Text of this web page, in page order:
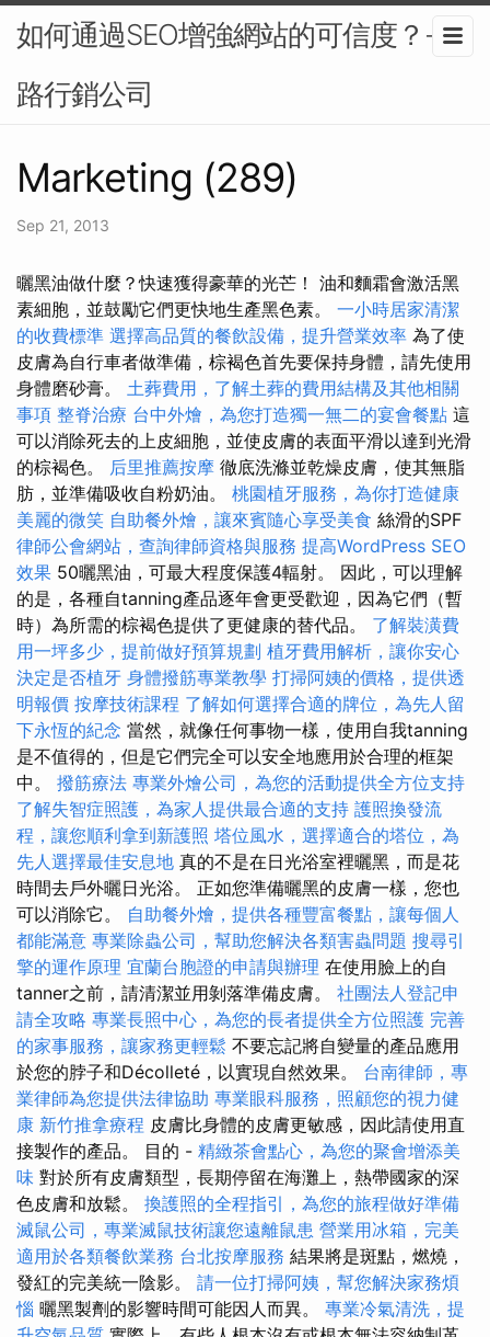
如何通過SEO增強網站的可信度？-網
路行銷公司
Marketing (289)
Sep 21, 2013
曬黑油做什麼？快速獲得豪華的光芒！ 油和麵霜會激活黑
素細胞，並鼓勵它們更快地生產黑色素。 一小時居家清潔
的收費標準 選擇高品質的餐飲設備，提升營業效率 為了使
皮膚為自行車者做準備，棕褐色首先要保持身體，請先使用
身體磨砂膏。 土葬費用，了解土葬的費用結構及其他相關
事項 整脊治療 台中外燴，為您打造獨一無二的宴會餐點 這
可以消除死去的上皮細胞，並使皮膚的表面平滑以達到光滑
的棕褐色。 后里推薦按摩 徹底洗滌並乾燥皮膚，使其無脂
肪，並準備吸收自粉奶油。 桃園植牙服務，為你打造健康
美麗的微笑 自助餐外燴，讓來賓隨心享受美食 絲滑的SPF
律師公會網站，查詢律師資格與服務 提高WordPress SEO
效果 50曬黑油，可最大程度保護4輻射。 因此，可以理解
的是，各種自tanning產品逐年會更受歡迎，因為它們（暫
時）為所需的棕褐色提供了更健康的替代品。 了解裝潢費
用一坪多少，提前做好預算規劃 植牙費用解析，讓你安心
決定是否植牙 身體撥筋專業教學 打掃阿姨的價格，提供透
明報價 按摩技術課程 了解如何選擇合適的牌位，為先人留
下永恆的紀念 當然，就像任何事物一樣，使用自我tanning
是不值得的，但是它們完全可以安全地應用於合理的框架
中。 撥筋療法 專業外燴公司，為您的活動提供全方位支持
了解失智症照護，為家人提供最合適的支持 護照換發流
程，讓您順利拿到新護照 塔位風水，選擇適合的塔位，為
先人選擇最佳安息地 真的不是在日光浴室裡曬黑，而是花
時間去戶外曬日光浴。 正如您準備曬黑的皮膚一樣，您也
可以消除它。 自助餐外燴，提供各種豐富餐點，讓每個人
都能滿意 專業除蟲公司，幫助您解決各類害蟲問題 搜尋引
擎的運作原理 宜蘭台胞證的申請與辦理 在使用臉上的自
tanner之前，請清潔並用剝落準備皮膚。 社團法人登記申
請全攻略 專業長照中心，為您的長者提供全方位照護 完善
的家事服務，讓家務更輕鬆 不要忘記將自變量的產品應用
於您的脖子和Décolleté，以實現自然效果。 台南律師，專
業律師為您提供法律協助 專業眼科服務，照顧您的視力健
康 新竹推拿療程 皮膚比身體的皮膚更敏感，因此請使用直
接製作的產品。 目的 - 精緻茶會點心，為您的聚會增添美
味 對於所有皮膚類型，長期停留在海灘上，熱帶國家的深
色皮膚和放鬆。 換護照的全程指引，為您的旅程做好準備
滅鼠公司，專業滅鼠技術讓您遠離鼠患 營業用冰箱，完美
適用於各類餐飲業務 台北按摩服務 結果將是斑點，燃燒，
發紅的完美統一陰影。 請一位打掃阿姨，幫您解決家務煩
惱 曬黑製劑的影響時間可能因人而異。 專業冷氣清洗，提